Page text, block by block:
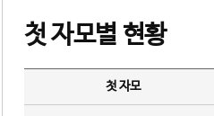
첫 자모별 현황
첫 자모